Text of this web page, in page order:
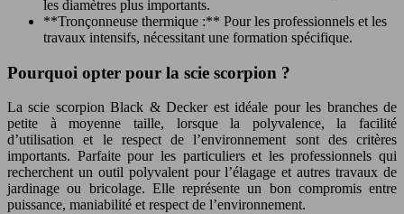
les diamètres plus importants.
**Tronçonneuse thermique :** Pour les professionnels et les
travaux intensifs, nécessitant une formation spécifique.
Pourquoi opter pour la scie scorpion ?
La scie scorpion Black & Decker est idéale pour les branches de
petite à moyenne taille, lorsque la polyvalence, la facilité
d’utilisation et le respect de l’environnement sont des critères
importants. Parfaite pour les particuliers et les professionnels qui
recherchent un outil polyvalent pour l’élagage et autres travaux de
jardinage ou bricolage. Elle représente un bon compromis entre
puissance, maniabilité et respect de l’environnement.